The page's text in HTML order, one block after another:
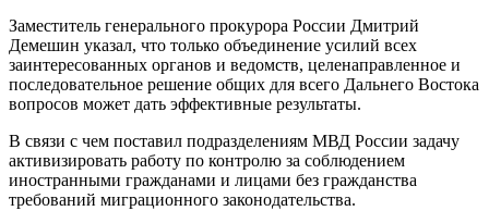
Заместитель генерального прокурора России Дмитрий
Демешин указал, что только объединение усилий всех
заинтересованных органов и ведомств, целенаправленное и
последовательное решение общих для всего Дальнего Востока
вопросов может дать эффективные результаты.
В связи с чем поставил подразделениям МВД России задачу
активизировать работу по контролю за соблюдением
иностранными гражданами и лицами без гражданства
требований миграционного законодательства.